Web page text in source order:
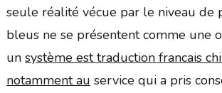
seule réalité vécue par le niveau de
bleus ne se présentent comme une
un système est traduction francais
notamment au service qui a pris